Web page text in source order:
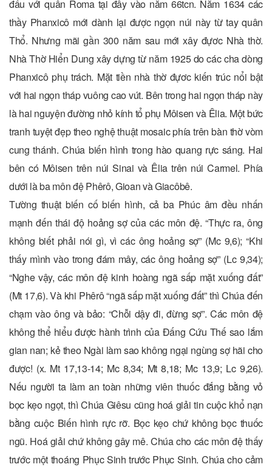
đấu với quân Roma tại đây vào năm 66tcn. Năm 1634 các
thầy Phanxicô mới dành lại được ngọn núi này từ tay quân
Thổ. Nhưng mãi gần 300 năm sau mới xây đựơc Nhà thờ.
Nhà Thờ Hiển Dung xây dựng từ năm 1925 do các cha dòng
Phanxicô phụ trách. Mặt tiền nhà thờ đựơc kiến trúc nổi bật
với hai ngọn tháp vuông cao vút. Bên trong hai ngọn tháp này
là hai nguyện đường nhỏ kính tổ phụ Môisen và Êlia. Một bức
tranh tuyệt đẹp theo nghệ thuật mosaic phía trên bàn thờ vòm
cung thánh. Chúa biến hình trong hào quang rực sáng. Hai
bên có Môisen trên núi Sinai và Êlia trên núi Carmel. Phía
dưới là ba môn đệ Phêrô, Gioan và Giacôbê.
Tường thuật biến cố biến hình, cả ba Phúc âm đều nhấn
mạnh đến thái độ hoảng sợ của các môn đệ. “Thực ra, ông
không biết phải nói gì, vì các ông hoảng sợ” (Mc 9,6); “Khi
thấy mình vào trong đám mây, các ông hoảng sợ” (Lc 9,34);
“Nghe vậy, các môn đệ kinh hoàng ngã sấp mặt xuống đất”
(Mt 17,6). Và khi Phêrô “ngã sấp mặt xuống đất” thì Chúa đến
chạm vào ông và bảo: “Chỗi dậy đi, đừng sợ”. Các môn đệ
không thể hiểu được hành trình của Đấng Cứu Thế sao lắm
gian nan; kẻ theo Ngài làm sao không ngại ngùng sợ hãi cho
được! (x. Mt 17,13-14; Mc 8,34; Mt 8,18; Mc 13,9; Lc 9,26).
Nếu người ta làm an toàn những viên thuốc đắng bằng vỏ
bọc kẹo ngọt, thì Chúa Giêsu cũng hoá giải tin cuộc khổ nạn
bằng cuộc Biến hình rực rỡ. Bọc kẹo chứ không bọc thuốc
ngũ. Hoá giải chứ không gây mê. Chúa cho các môn đệ thấy
trước một thoáng Phục Sinh trước Phục Sinh. Chúa cho cảm